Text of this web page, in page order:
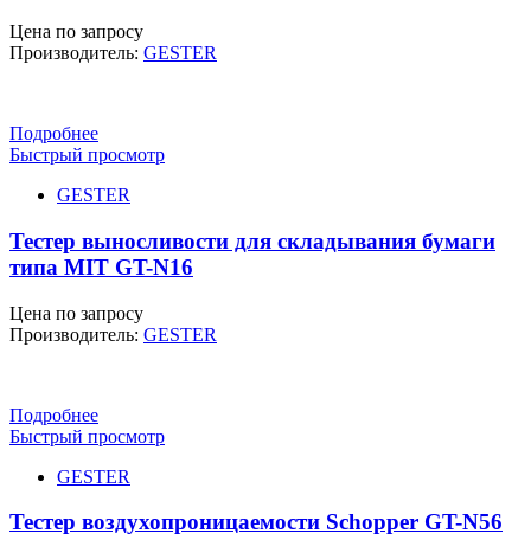
Цена по запросу
Производитель: GESTER
Подробнее
Быстрый просмотр
GESTER
Тестер выносливости для складывания бумаги
типа MIT GT-N16
Цена по запросу
Производитель: GESTER
Подробнее
Быстрый просмотр
GESTER
Тестер воздухопроницаемости Schopper GT-N56